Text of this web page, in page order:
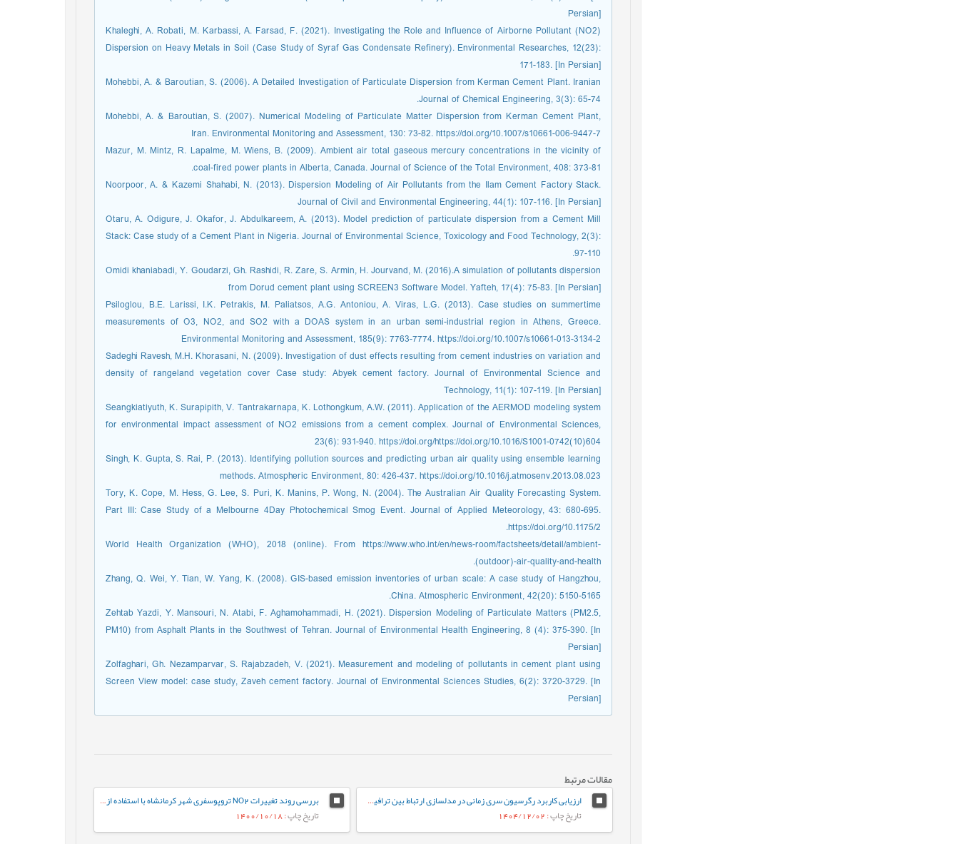
Persian]
Khaleghi, A. Robati, M. Karbassi, A. Farsad, F. (2021). Investigating the Role and Influence of Airborne Pollutant (NO2)
Dispersion on Heavy Metals in Soil (Case Study of Syraf Gas Condensate Refinery). Environmental Researches, 12(23):
171-183. [In Persian]
Mohebbi, A. & Baroutian, S. (2006). A Detailed Investigation of Particulate Dispersion from Kerman Cement Plant. Iranian
Journal of Chemical Engineering, 3(3): 65-74.
Mohebbi, A. & Baroutian, S. (2007). Numerical Modeling of Particulate Matter Dispersion from Kerman Cement Plant,
Iran. Environmental Monitoring and Assessment, 130: 73-82. https://doi.org/10.1007/s10661-006-9447-7
Mazur, M. Mintz, R. Lapalme, M. Wiens, B. (2009). Ambient air total gaseous mercury concentrations in the vicinity of
coal-fired power plants in Alberta, Canada. Journal of Science of the Total Environment, 408: 373-81.
Noorpoor, A. & Kazemi Shahabi, N. (2013). Dispersion Modeling of Air Pollutants from the Ilam Cement Factory Stack.
Journal of Civil and Environmental Engineering, 44(1): 107-116. [In Persian]
Otaru, A. Odigure, J. Okafor, J. Abdulkareem, A. (2013). Model prediction of particulate dispersion from a Cement Mill
Stack: Case study of a Cement Plant in Nigeria. Journal of Environmental Science, Toxicology and Food Technology, 2(3):
97-110.
Omidi khaniabadi, Y. Goudarzi, Gh. Rashidi, R. Zare, S. Armin, H. Jourvand, M. (2016).A simulation of pollutants dispersion
from Dorud cement plant using SCREEN3 Software Model. Yafteh, 17(4): 75-83. [In Persian]
Psiloglou, B.E. Larissi, I.K. Petrakis, M. Paliatsos, A.G. Antoniou, A. Viras, L.G. (2013). Case studies on summertime
measurements of O3, NO2, and SO2 with a DOAS system in an urban semi-industrial region in Athens, Greece.
Environmental Monitoring and Assessment, 185(9): 7763-7774. https://doi.org/10.1007/s10661-013-3134-2
Sadeghi Ravesh, M.H. Khorasani, N. (2009). Investigation of dust effects resulting from cement industries on variation and
density of rangeland vegetation cover Case study: Abyek cement factory. Journal of Environmental Science and
Technology, 11(1): 107-119. [In Persian]
Seangkiatiyuth, K. Surapipith, V. Tantrakarnapa, K. Lothongkum, A.W. (2011). Application of the AERMOD modeling system
for environmental impact assessment of NO2 emissions from a cement complex. Journal of Environmental Sciences,
23(6): 931-940. https://doi.org/https://doi.org/10.1016/S1001-0742(10)604
Singh, K. Gupta, S. Rai, P. (2013). Identifying pollution sources and predicting urban air quality using ensemble learning
methods. Atmospheric Environment, 80: 426-437. https://doi.org/10.1016/j.atmosenv.2013.08.023
Tory, K. Cope, M. Hess, G. Lee, S. Puri, K. Manins, P. Wong, N. (2004). The Australian Air Quality Forecasting System.
Part III: Case Study of a Melbourne 4Day Photochemical Smog Event. Journal of Applied Meteorology, 43: 680-695.
https://doi.org/10.1175/2.
World Health Organization (WHO), 2018 (online). From https://www.who.int/en/news-room/factsheets/detail/ambient-
(outdoor)-air-quality-and-health.
Zhang, Q. Wei, Y. Tian, W. Yang, K. (2008). GIS-based emission inventories of urban scale: A case study of Hangzhou,
China. Atmospheric Environment, 42(20): 5150-5165.
Zehtab Yazdi, Y. Mansouri, N. Atabi, F. Aghamohammadi, H. (2021). Dispersion Modeling of Particulate Matters (PM2.5,
PM10) from Asphalt Plants in the Southwest of Tehran. Journal of Environmental Health Engineering, 8 (4): 375-390. [In
Persian]
Zolfaghari, Gh. Nezamparvar, S. Rajabzadeh, V. (2021). Measurement and modeling of pollutants in cement plant using
Screen View model: case study, Zaveh cement factory. Journal of Environmental Sciences Studies, 6(2): 3720-3729. [In
Persian]
مقالات مرتبط
ارزیابی کاربرد رگرسیون سری زمانی در مدلسازی ارتباط بین ترافیک و آلاینده‌های هوای مشهد
تاریخ چاپ: 1404/12/02
بررسی روند تغییرات NO2 تروپوسفری شهر کرمانشاه با استفاده از سنجنده OMI و ارتباط آن با پارامترهای هواشناسی
تاریخ چاپ: 1400/10/18